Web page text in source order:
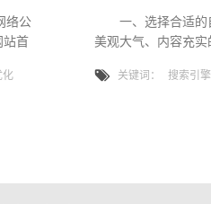
络公
站首
升
化
一、选择合适的
美观大气、内容充
法将网站排名提高
关键词： 搜索引